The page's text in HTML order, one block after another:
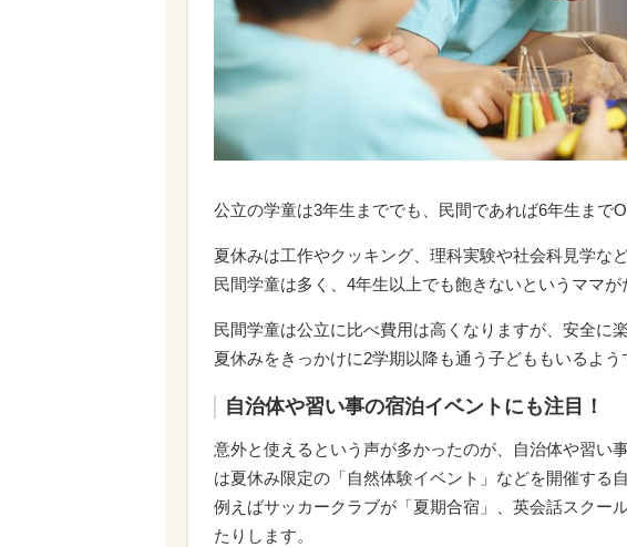
公立の学童は3年生まででも、民間であれば6年生まで
夏休みは工作やクッキング、理科実験や社会科見学な
民間学童は多く、4年生以上でも飽きないというママが
民間学童は公立に比べ費用は高くなりますが、安全に
夏休みをきっかけに2学期以降も通う子どももいるよう
自治体や習い事の宿泊イベントにも注目！
意外と使えるという声が多かったのが、自治体や習い
は夏休み限定の「自然体験イベント」などを開催する
例えばサッカークラブが「夏期合宿」、英会話スクー
たりします。